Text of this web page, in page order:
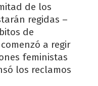
de los
regidas –
de
a regir
feministas
los reclamos